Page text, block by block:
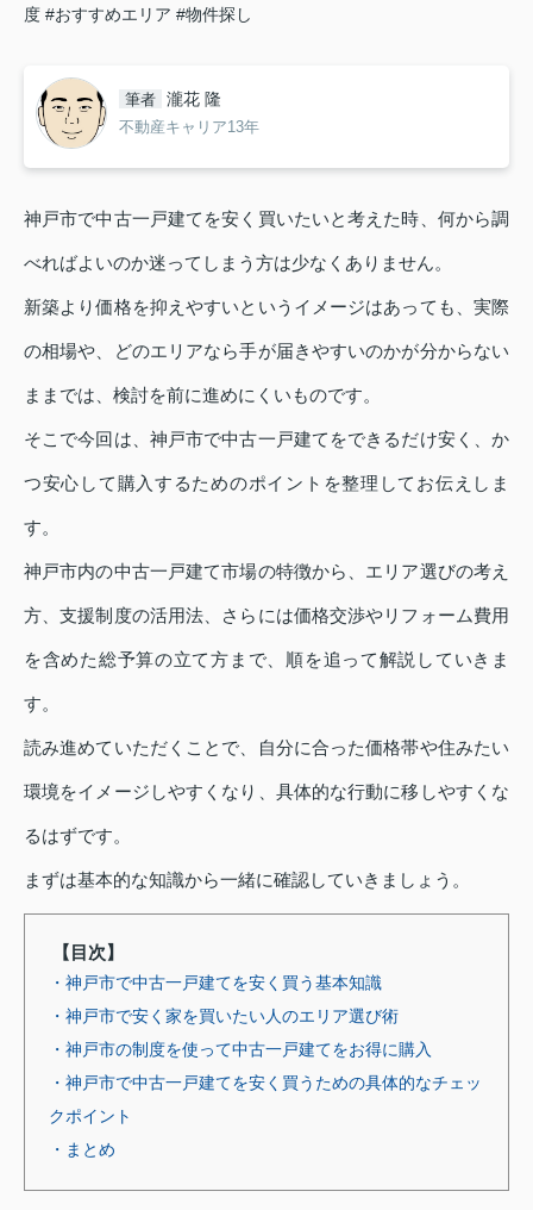
度 #おすすめエリア #物件探し
筆者 瀧花 隆
不動産キャリア13年
神戸市で中古一戸建てを安く買いたいと考えた時、何から調
べればよいのか迷ってしまう方は少なくありません。
新築より価格を抑えやすいというイメージはあっても、実際
の相場や、どのエリアなら手が届きやすいのかが分からない
ままでは、検討を前に進めにくいものです。
そこで今回は、神戸市で中古一戸建てをできるだけ安く、か
つ安心して購入するためのポイントを整理してお伝えしま
す。
神戸市内の中古一戸建て市場の特徴から、エリア選びの考え
方、支援制度の活用法、さらには価格交渉やリフォーム費用
を含めた総予算の立て方まで、順を追って解説していきま
す。
読み進めていただくことで、自分に合った価格帯や住みたい
環境をイメージしやすくなり、具体的な行動に移しやすくな
るはずです。
まずは基本的な知識から一緒に確認していきましょう。
【目次】
・神戸市で中古一戸建てを安く買う基本知識
・神戸市で安く家を買いたい人のエリア選び術
・神戸市の制度を使って中古一戸建てをお得に購入
・神戸市で中古一戸建てを安く買うための具体的なチェッ
クポイント
・まとめ